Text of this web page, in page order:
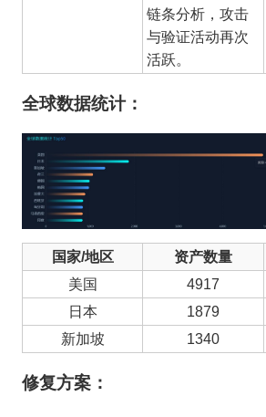
链条分析，攻击
与验证活动再次
活跃。
全球数据统计：
国家/地区 资产数量
美国
4917
日本
1879
新加坡
1340
修复方案：